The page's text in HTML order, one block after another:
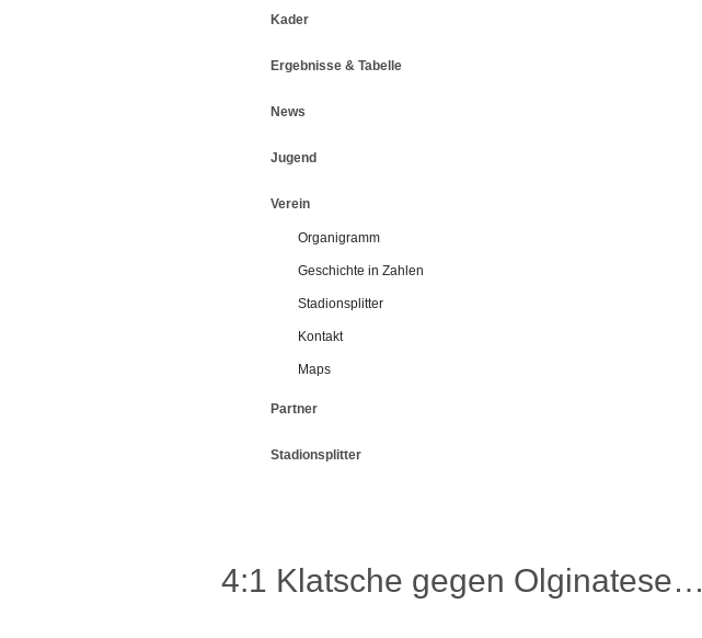
Kader
Ergebnisse & Tabelle
News
Jugend
Verein
Organigramm
Geschichte in Zahlen
Stadionsplitter
Kontakt
Maps
Partner
Stadionsplitter
4:1 Klatsche gegen Olginatese…